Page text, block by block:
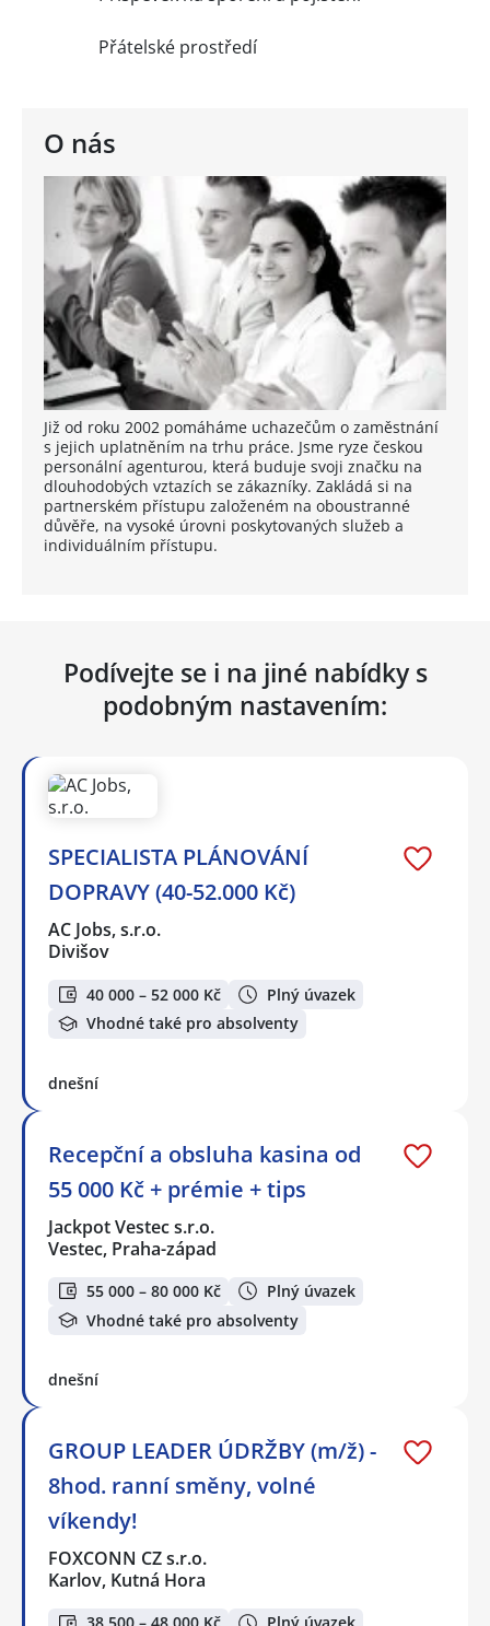
O nás
Již od roku 2002 pomáháme uchazečům o zaměstnání
s jejich uplatněním na trhu práce. Jsme ryze českou
personální agenturou, která buduje svoji značku na
dlouhodobých vztazích se zákazníky. Zakládá si na
partnerském přístupu založeném na oboustranné
důvěře, na vysoké úrovni poskytovaných služeb a
individuálním přístupu.
Přátelské prostředí
Podívejte se i na jiné nabídky s
podobným nastavením:
SPECIALISTA PLÁNOVÁNÍ
DOPRAVY (40-52.000 Kč)
AC Jobs, s.r.o.
Divišov
40 000 – 52 000 Kč
Plný úvazek
Vhodné také pro absolventy
dnešní
Recepční a obsluha kasina od
55 000 Kč + prémie + tips
Jackpot Vestec s.r.o.
Vestec, Praha-západ
55 000 – 80 000 Kč
Plný úvazek
Vhodné také pro absolventy
dnešní
GROUP LEADER ÚDRŽBY (m/ž) -
8hod. ranní směny, volné
víkendy!
FOXCONN CZ s.r.o.
Karlov, Kutná Hora